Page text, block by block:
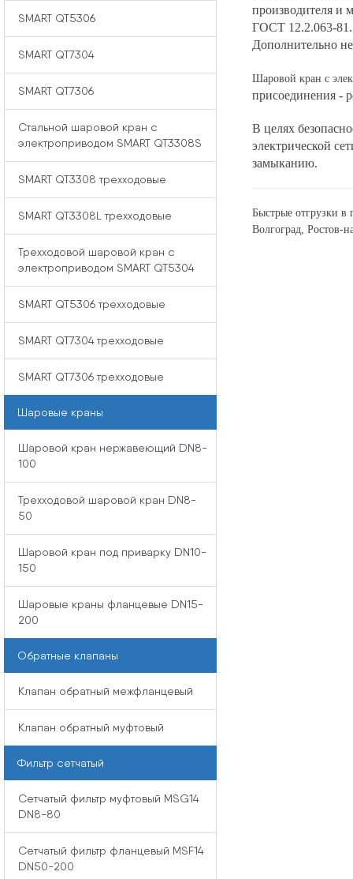
производителя и
ГОСТ 12.2.063-81.
Дополнительно
Шаровой кран с
присоединения -
В целях
электрической
замыканию.
Быстрые отгрузки в
Волгоград, Ростов-
SMART QT5306
SMART QT7304
SMART QT7306
Стальной шаровой кран с
электроприводом SMART QT3308S
SMART QT3308 трехходовые
SMART QT3308L трехходовые
Трехходовой шаровой кран с
электроприводом SMART QT5304
SMART QT5306 трехходовые
SMART QT7304 трехходовые
SMART QT7306 трехходовые
Шаровые краны
Шаровой кран нержавеющий DN8-
100
Трехходовой шаровой кран DN8-
50
Шаровой кран под приварку DN10-
150
Шаровые краны фланцевые DN15-
200
Обратные клапаны
Клапан обратный межфланцевый
Клапан обратный муфтовый
Фильтр сетчатый
Сетчатый фильтр муфтовый MSG14
DN8-80
Сетчатый фильтр фланцевый MSF14
DN50-200